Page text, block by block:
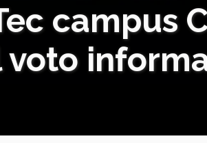
campus
voto